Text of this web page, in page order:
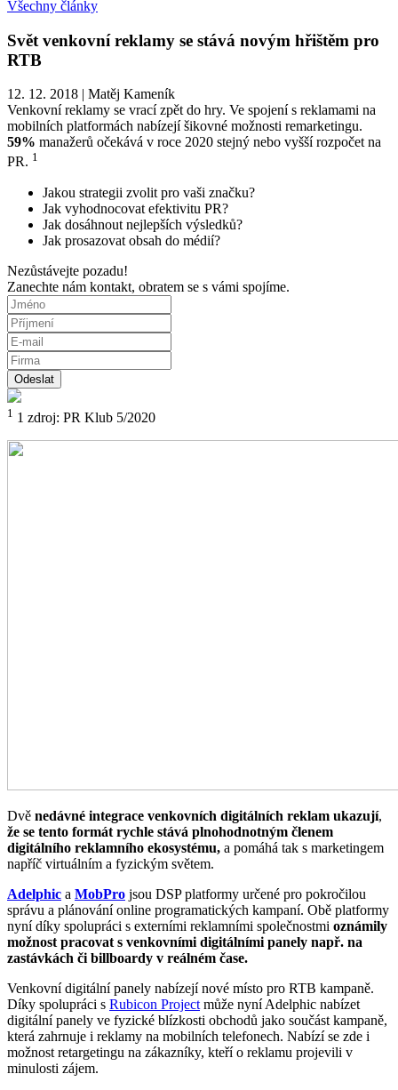
Všechny články
Svět venkovní reklamy se stává novým hřištěm pro
RTB
12. 12. 2018 | Matěj Kameník
Venkovní reklamy se vrací zpět do hry. Ve spojení s reklamami na
mobilních platformách nabízejí šikovné možnosti remarketingu.
59% manažerů očekává v roce 2020 stejný nebo vyšší rozpočet na
PR. 1
Jakou strategii zvolit pro vaši značku?
Jak vyhodnocovat efektivitu PR?
Jak dosáhnout nejlepších výsledků?
Jak prosazovat obsah do médií?
Nezůstávejte pozadu!
Zanechte nám kontakt, obratem se s vámi spojíme.
Odeslat
1 1 zdroj: PR Klub 5/2020
Dvě nedávné integrace venkovních digitálních reklam ukazují,
že se tento formát rychle stává plnohodnotným členem
digitálního reklamního ekosystému, a pomáhá tak s marketingem
napříč virtuálním a fyzickým světem.
Adelphic a MobPro jsou DSP platformy určené pro pokročilou
správu a plánování online programatických kampaní. Obě platformy
nyní díky spolupráci s externími reklamními společnostmi oznámily
možnost pracovat s venkovními digitálními panely např. na
zastávkách či billboardy v reálném čase.
Venkovní digitální panely nabízejí nové místo pro RTB kampaně.
Díky spolupráci s Rubicon Project může nyní Adelphic nabízet
digitální panely ve fyzické blízkosti obchodů jako součást kampaně,
která zahrnuje i reklamy na mobilních telefonech. Nabízí se zde i
možnost retargetingu na zákazníky, kteří o reklamu projevili v
minulosti zájem.